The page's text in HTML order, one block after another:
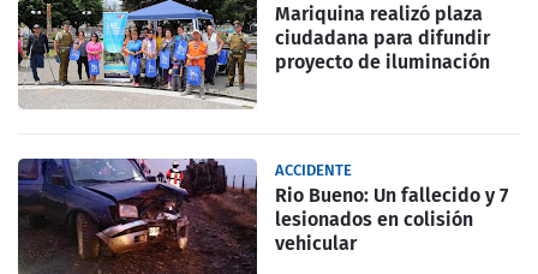
Mariquina realizó plaza
ciudadana para difundir
proyecto de iluminación
ACCIDENTE
Rio Bueno: Un fallecido y 7
lesionados en colisión
vehicular